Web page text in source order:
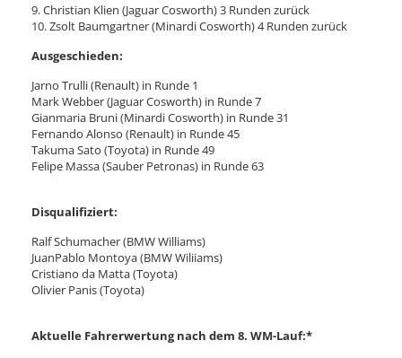
9. Christian Klien (Jaguar Cosworth) 3 Runden zurück
10. Zsolt Baumgartner (Minardi Cosworth) 4 Runden zurück
Ausgeschieden:
Jarno Trulli (Renault) in Runde 1
Mark Webber (Jaguar Cosworth) in Runde 7
Gianmaria Bruni (Minardi Cosworth) in Runde 31
Fernando Alonso (Renault) in Runde 45
Takuma Sato (Toyota) in Runde 49
Felipe Massa (Sauber Petronas) in Runde 63
Disqualifiziert:
Ralf Schumacher (BMW Williams)
JuanPablo Montoya (BMW Wiliiams)
Cristiano da Matta (Toyota)
Olivier Panis (Toyota)
Aktuelle Fahrerwertung nach dem 8. WM-Lauf:*